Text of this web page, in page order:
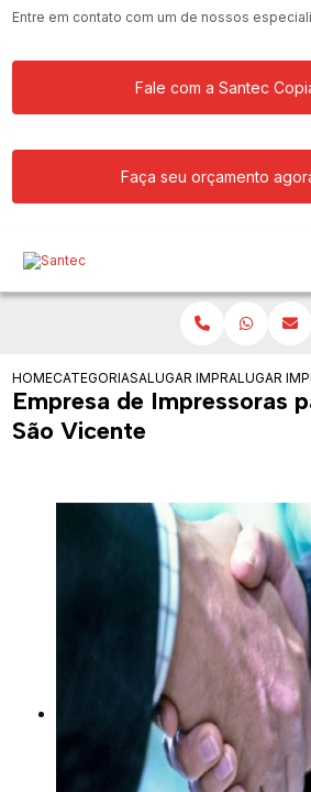
Entre em contato com um de nossos
Fale com a Santec
Faça seu orçamento
HOMECATEGORIASALUGAR IMPRESSORA
ALUGAR
Empresa de Impressoras
São Vicente